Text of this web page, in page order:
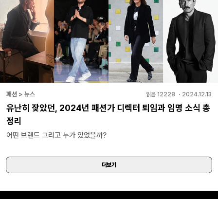
패션 > 뉴스 읽음 12228 ・ 2024.12.13
유난히 잦았던, 2024년 패션가 디렉터 퇴임과 임명 소식 총
정리
어떤 브랜드 그리고 누가 있었을까?
더보기